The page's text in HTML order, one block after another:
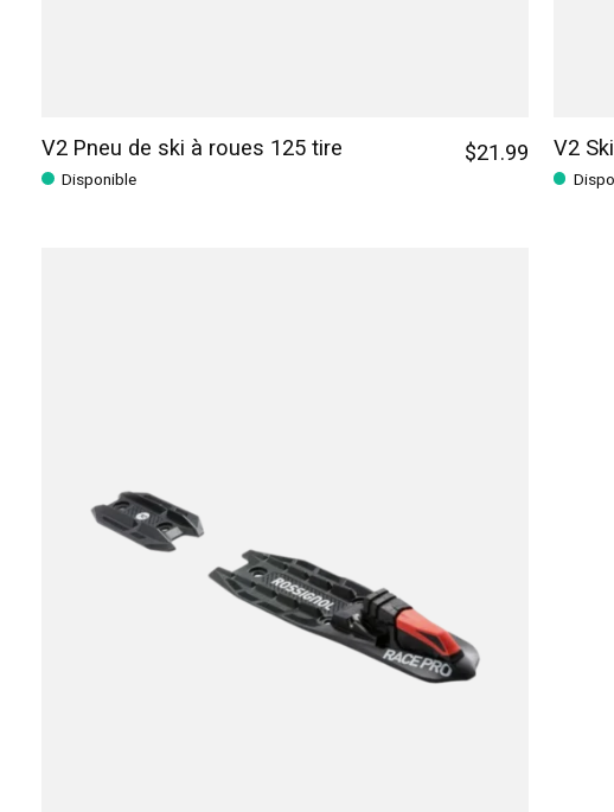
V2 Pneu de ski à roues 125 tire
Disponible
$21.99 V2